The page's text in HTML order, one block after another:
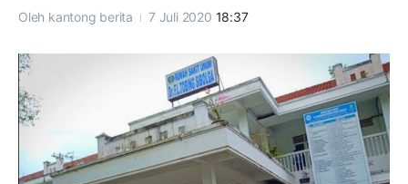
Oleh kantong berita 7 Juli 2020 18:37